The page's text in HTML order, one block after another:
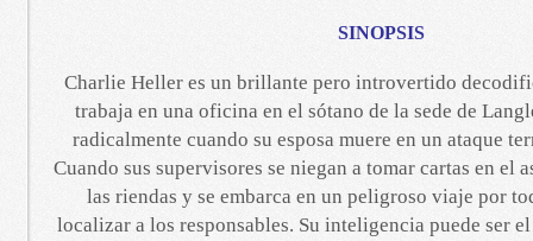
SINOPSIS
Charlie Heller es un brillante pero introvertido
trabaja en una oficina en el sótano de la sede de
radicalmente cuando su esposa muere en un ataque
Cuando sus supervisores se niegan a tomar cartas en el
las riendas y se embarca en un peligroso viaje por
localizar a los responsables. Su inteligencia puede ser